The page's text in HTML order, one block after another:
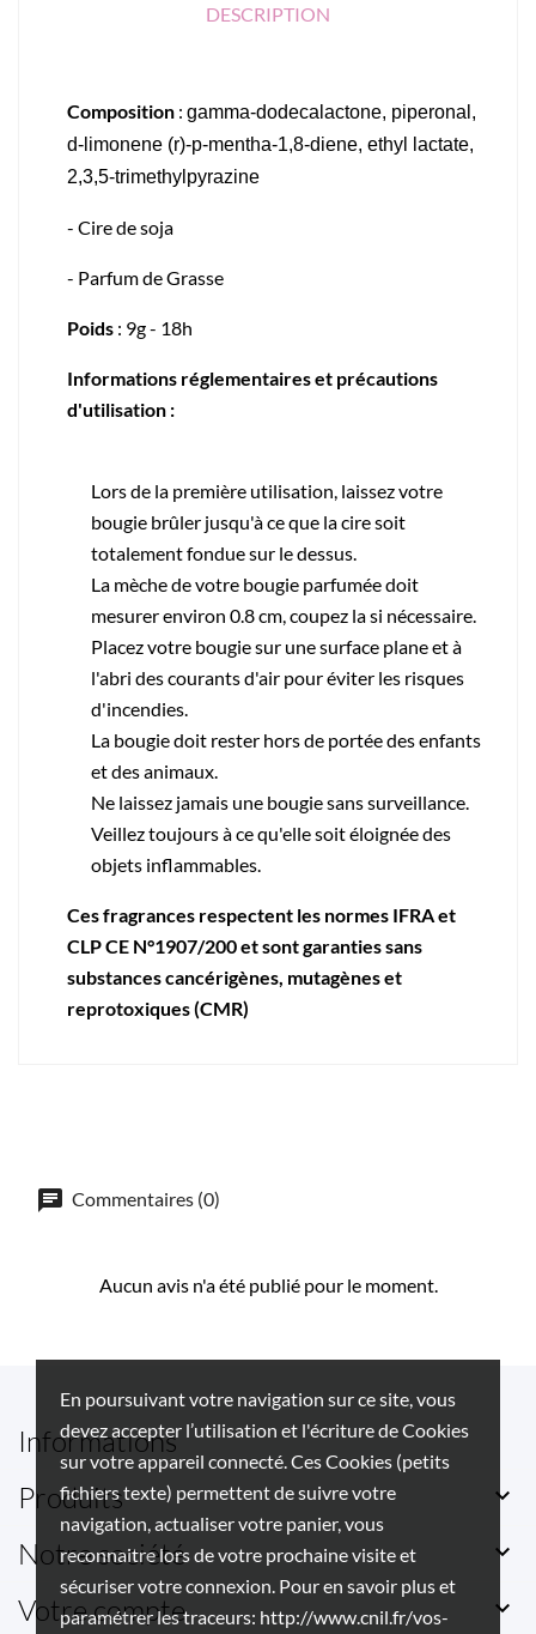
En poursuivant votre navigation sur ce site, vous
devez accepter l’utilisation et l'écriture de Cookies
sur votre appareil connecté. Ces Cookies (petits
fichiers texte) permettent de suivre votre
navigation, actualiser votre panier, vous
reconnaitre lors de votre prochaine visite et
sécuriser votre connexion. Pour en savoir plus et
paramétrer les traceurs: http://www.cnil.fr/vos-
DESCRIPTION
Composition : gamma-dodecalactone, piperonal,
d-limonene (r)-p-mentha-1,8-diene, ethyl lactate,
2,3,5-trimethylpyrazine
- Cire de soja
- Parfum de Grasse
Poids : 9g - 18h
Informations réglementaires et précautions
d'utilisation :
Lors de la première utilisation, laissez votre
bougie brûler jusqu'à ce que la cire soit
totalement fondue sur le dessus.
La mèche de votre bougie parfumée doit
mesurer environ 0.8 cm, coupez la si nécessaire.
Placez votre bougie sur une surface plane et à
l'abri des courants d'air pour éviter les risques
d'incendies.
La bougie doit rester hors de portée des enfants
et des animaux.
Ne laissez jamais une bougie sans surveillance.
Veillez toujours à ce qu'elle soit éloignée des
objets inflammables.
Ces fragrances respectent les normes IFRA et
CLP CE N°1907/200 et sont garanties sans
substances cancérigènes, mutagènes et
reprotoxiques (CMR)
Commentaires (0)
Aucun avis n'a été publié pour le moment.
Informations
Produits

Notre société 
Votre compte 